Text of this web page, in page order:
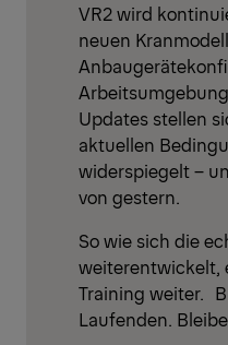
VR2 wird
neuen
Updates stellen
aktuellen
widerspiegelt –
von gestern.
So wie sich die
weiterentwickelt,
Training weiter.
Laufenden.